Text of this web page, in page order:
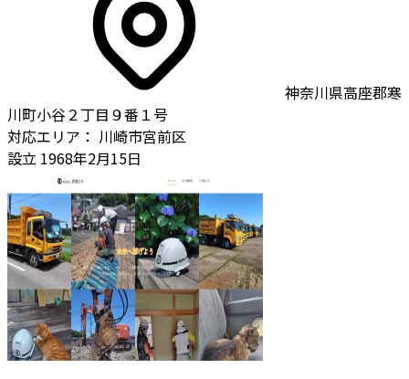
神奈川県高座郡寒
川町小谷２丁目９番１号
対応エリア： 川崎市宮前区
設立 1968年2月15日